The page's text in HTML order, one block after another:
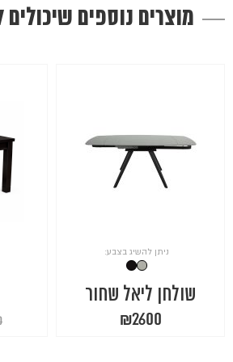
מוצרים נוספים שיכולים
ניתן להשיג בצבע:
שולחן ליאל שחור
₪2600